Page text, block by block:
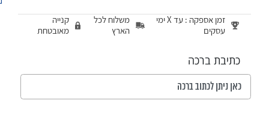
זמן אספקה : עד X ימי
עסקים
משלוח לכל
הארץ
קנייה
מאובטחת
כתיבת ברכה